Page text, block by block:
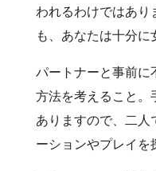
われるわけではあり
も、あなたは十分に
パートナーと事前に
方法を考えること。
ありますので、二人
ーションやプレイを